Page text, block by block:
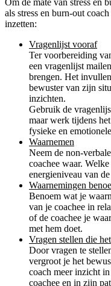
als stress en burn-out
inzetten:
Vragenlijst vooraf
Ter voorbereiding
een vragenlijst
brengen. Het
bewuster van zijn
inzichten.
Gebruik de
maar werk tijdens
fysieke en
Waarnemen
Neem de non-
coachee waar.
energieniveau van
Waarnemingen
Benoem wat je
van je coachee in
of de coachee je
met hem doet.
Vragen stellen die
Door vragen te
vergroot je het
coach meer inzicht
coachee en in zijn